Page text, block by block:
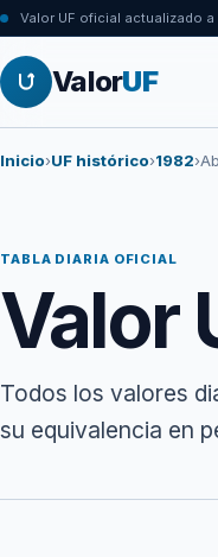
Valor UF oficial actualizado a
ValorUF
Inicio›UF histórico›1982›
TABLA DIARIA OFICIAL
Valor
Todos los valores
su equivalencia en